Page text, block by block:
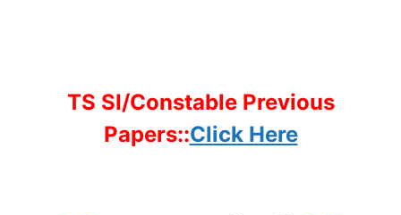
TS SI/Constable Previous
Papers::Click Here